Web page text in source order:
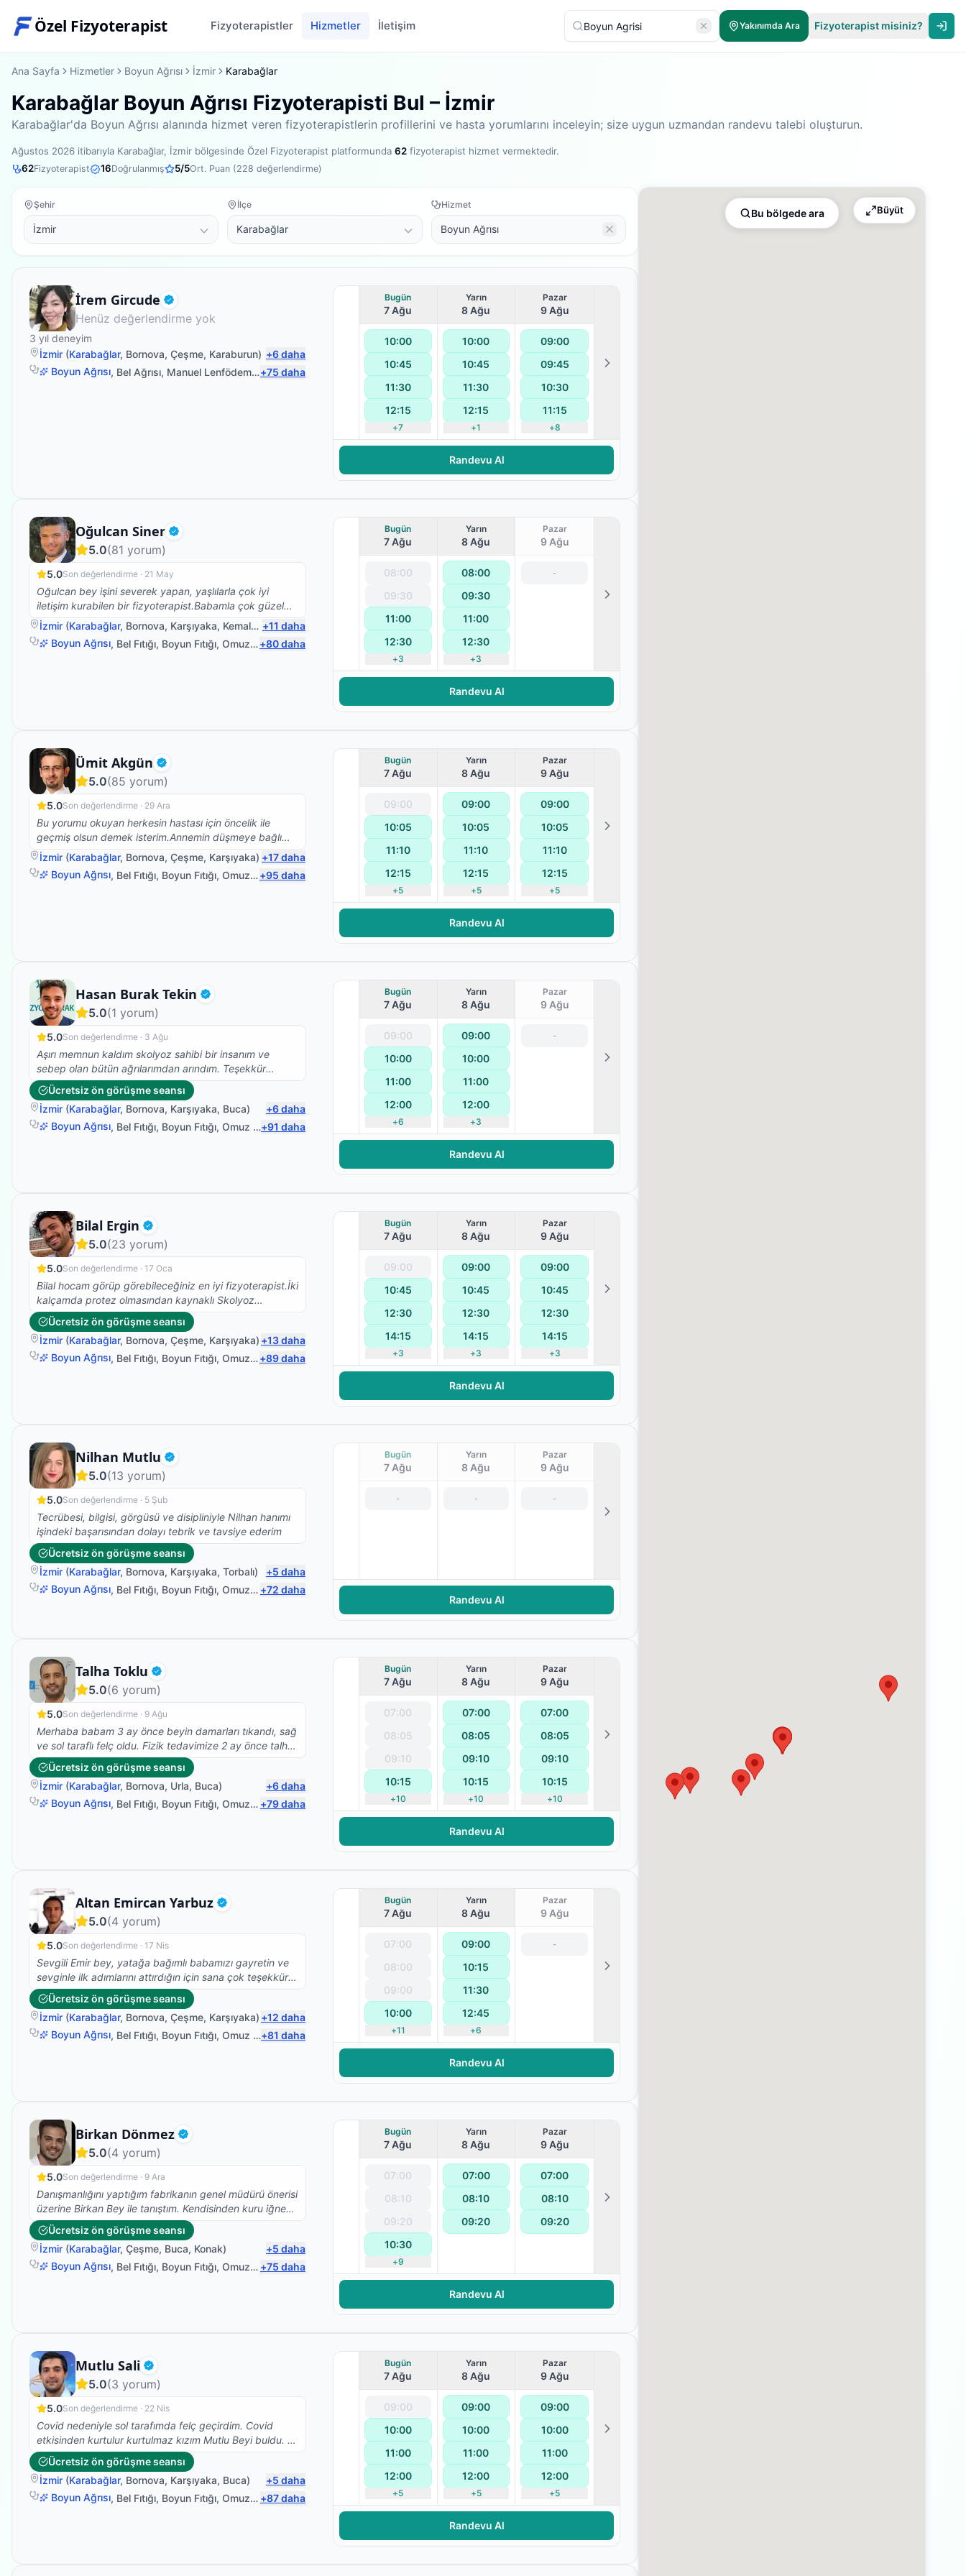
Özel Fizyoterapist Fizyoterapistler Hizmetler İletişim Yakınımda Ara Fizyoterapist misiniz?
Ana Sayfa Hizmetler Boyun Ağrısı İzmir Karabağlar
Karabağlar Boyun Ağrısı Fizyoterapisti Bul – İzmir
Karabağlar'da Boyun Ağrısı alanında hizmet veren fizyoterapistlerin profillerini ve hasta yorumlarını inceleyin; size uygun uzmandan randevu talebi oluşturun.
Ağustos 2026 itibarıyla Karabağlar, İzmir bölgesinde Özel Fizyoterapist platformunda 62 fizyoterapist hizmet vermektedir.
62Fizyoterapist 16Doğrulanmış 5/5Ort. Puan (228 değerlendirme)
Şehir İlçe Hizmet
Boyun Ağrısı
İrem Gircude Doğrulanmış
Fizyoterapist
Henüz değerlendirme yok
3 yıl deneyim
İzmir (Karabağlar, Bornova, Çeşme, Karaburun) +6daha
Boyun Ağrısı, Bel Ağrısı, Manuel Lenfödem Drenajı ,Pediatrik Fizyoterapi
+75 daha
Bugün
7 Ağu
10:00
10:45
11:30
12:15
+7
Yarın
8 Ağu
10:00
10:45
11:30
12:15
+1
Pazar
9 Ağu
09:00
09:45
10:30
11:15
+8
Randevu Al
Oğulcan Siner Doğrulanmış
Fizyoterapist
5.0(81 yorum)
5.0Son değerlendirme · 21 May
Oğulcan bey işini severek yapan, yaşlılarla çok iyi
iletişim kurabilen bir fizyoterapist.Babamla çok güzel
ilgilendi.Kendisine çok teşekkür ederim.☺️
İzmir (Karabağlar, Bornova, Karşıyaka, Kemalpaşa )
+11 daha
Boyun Ağrısı, Bel Fıtığı, Boyun Fıtığı, Omuz Bağ Yaralanması +80daha
Bugün
7 Ağu
08:00
09:30
11:00
12:30
+3
Yarın
8 Ağu
08:00
09:30
11:00
12:30
+3
Pazar
9 Ağu
-
Randevu Al
Ümit Akgün Doğrulanmış
Fizyoterapist
5.0(85 yorum)
5.0Son değerlendirme · 29 Ara
Bu yorumu okuyan herkesin hastası için öncelik ile
geçmiş olsun demek isterim.Annemin düşmeye bağlı
beyin kanaması sonrası vücudunun sol tarafına
felç.oldu bu süreçte Ümit bey ile yolumuz buluştu ve
annem yaşına farklı kronik rahatsızlığına rağmen yürüdü
zamanda meslek bilgisi ve insani değerleri ile başarılı
oluyor.Kendisi gerek nezaketi gerek iş tutuşu gerek
değerleri ile saygımızı sevgimizi kazandı.TEŞEKKÜRLER
Ümit bey tüm değerleriniz için emeğinize,yüreğinize
sağlık.
İzmir (Karabağlar, Bornova, Çeşme, Karşıyaka) +17daha
Boyun Ağrısı, Bel Fıtığı, Boyun Fıtığı, Omuz Bağ Yaralanması +95 daha
Bugün
7 Ağu
09:00
10:05
11:10
12:15
+5
Yarın
8 Ağu
09:00
10:05
11:10
12:15
+5
Pazar
9 Ağu
09:00
10:05
11:10
12:15
+5
Randevu Al
Hasan Burak Tekin Doğrulanmış
Fizyoterapist
5.0(1 yorum)
5.0Son değerlendirme · 3 Ağu
Aşırı memnun kaldım skolyoz sahibi bir insanım ve
sebep olan bütün ağrılarımdan arındım. Teşekkür
ederim Burak Bey
Ücretsiz ön görüşme seansı
İzmir (Karabağlar, Bornova, Karşıyaka, Buca) +6daha
Boyun Ağrısı, Bel Fıtığı, Boyun Fıtığı, Omuz Bağ Yaralanması +91 daha
Bugün
7 Ağu
09:00
10:00
11:00
12:00
+6
Yarın
8 Ağu
09:00
10:00
11:00
12:00
+3
Pazar
9 Ağu
-
Randevu Al
Bilal Ergin Doğrulanmış
Fizyoterapist
5.0(23 yorum)
5.0Son değerlendirme · 17 Oca
Bilal hocam görüp görebileceğiniz en iyi fizyoterapist.İki
kalçamda protez olmasından kaynaklı Skolyoz
başlangıcı teşhisi kondu. Ağrılarımın artması nedeniyle
fizyoterapist arayışına girdim ve Bilal Hocamla
çalışmaya başladık. Abartmıyorum iki seanstan sonra
belimdeki ağrılar yok oldu.Dik durmaya başladım. Ve
Ücretsiz ön görüşme seansı
İzmir (Karabağlar, Bornova, Çeşme, Karşıyaka) +13daha
Boyun Ağrısı, Bel Fıtığı, Boyun Fıtığı, Omuz Bağ Yaralanması +89daha
Bugün
7 Ağu
09:00
10:45
12:30
14:15
+3
Yarın
8 Ağu
09:00
10:45
12:30
14:15
+3
Pazar
9 Ağu
09:00
10:45
12:30
14:15
+3
Randevu Al
Nilhan Mutlu Doğrulanmış
Fizyoterapist
5.0(13 yorum)
5.0Son değerlendirme · 5 Şub
Tecrübesi, bilgisi, görgüsü ve disipliniyle Nilhan hanımı
işindeki başarısından dolayı tebrik ve tavsiye ederim
Ücretsiz ön görüşme seansı
İzmir (Karabağlar, Bornova, Karşıyaka, Torbalı) +5 daha
Boyun Ağrısı, Bel Fıtığı, Boyun Fıtığı, Omuz Bağ Yaralanması +72 daha
Bugün
7 Ağu
-
Yarın
8 Ağu
-
Pazar
9 Ağu
-
Randevu Al
Talha Toklu Doğrulanmış
Fizyoterapist
5.0(6 yorum)
5.0Son değerlendirme · 9 Ağu
Merhaba babam 3 ay önce beyin damarları tıkandı, sağ
ve sol taraflı felç oldu. Fizik tedavimize 2 ay önce talha
beyle başladık çok olumlu ve güzel sonuçlar aldık,
şükürler olsun ki yatalak olan babam bugün ilk defa
kendi başına ayağa kalkabildi, çok mutluyum, talha bey
gerçekten de alanında çok iyi ve işini severek yapıyor,
Ücretsiz ön görüşme seansı
İzmir (Karabağlar, Bornova, Urla, Buca) +6daha
Boyun Ağrısı, Bel Fıtığı, Boyun Fıtığı, Omuz Bağ Yaralanması +79daha
Bugün
7 Ağu
07:00
08:05
09:10
10:15
+10
Yarın
8 Ağu
07:00
08:05
09:10
10:15
+10
Pazar
9 Ağu
07:00
08:05
09:10
10:15
+10
Randevu Al
Altan Emircan Yarbuz Doğrulanmış
Fizyoterapist
5.0(4 yorum)
5.0Son değerlendirme · 17 Nis
Sevgili Emir bey, yatağa bağımlı babamızı gayretin ve
sevginle ilk adımlarını attırdığın için sana çok teşekkür
ederiz. Yolun açık olsun...
Ücretsiz ön görüşme seansı
İzmir (Karabağlar, Bornova, Çeşme, Karşıyaka) +12 daha
Boyun Ağrısı, Bel Fıtığı, Boyun Fıtığı, Omuz Bağ Yaralanması +81 daha
Bugün
7 Ağu
07:00
08:00
09:00
10:00
+11
Yarın
8 Ağu
09:00
10:15
11:30
12:45
+6
Pazar
9 Ağu
-
Randevu Al
Birkan Dönmez Doğrulanmış
Fizyoterapist
5.0(4 yorum)
5.0Son değerlendirme · 9 Ara
Danışmanlığını yaptığım fabrikanın genel müdürü önerisi
üzerine Birkan Bey ile tanıştım. Kendisinden kuru iğne
tedavisi aldım ve ilk seansta bile ağrılarımı hafifletti
işinde tecrübeli ve gönül rahatlığı ile herkese tavsiye
edebilirim.
Ücretsiz ön görüşme seansı
İzmir (Karabağlar, Çeşme, Buca, Konak) +5 daha
Boyun Ağrısı, Bel Fıtığı, Boyun Fıtığı, Omuz Bağ Yaralanması +75 daha
Bugün
7 Ağu
07:00
08:10
09:20
10:30
+9
Yarın
8 Ağu
07:00
08:10
09:20
Pazar
9 Ağu
07:00
08:10
09:20
Randevu Al
Mutlu Sali Doğrulanmış
Fizyoterapist
5.0(3 yorum)
5.0Son değerlendirme · 22 Nis
Covid nedeniyle sol tarafımda felç geçirdim. Covid
etkisinden kurtulur kurtulmaz kızım Mutlu Beyi buldu. Iyi
ki de bulmuş, çok ilgili , bilgili , hastasına özen gösteren
, beyefendi ,şahane bir insan. Kızım her yerde anlatıyor
ve öneriyor. Tanışmaktan ve birlikte çalışıyor olmaktan
cok memnunum. Sadece denge sorunum kaldı ancak
Ücretsiz ön görüşme seansı
İzmir (Karabağlar, Bornova, Karşıyaka, Buca) +5 daha
Boyun Ağrısı, Bel Fıtığı, Boyun Fıtığı, Omuz Bağ Yaralanması +87daha
Bugün
7 Ağu
09:00
10:00
11:00
12:00
+5
Yarın
8 Ağu
09:00
10:00
11:00
12:00
+5
Pazar
9 Ağu
09:00
10:00
11:00
12:00
+5
Randevu Al
Bu bölgede ara Büyüt